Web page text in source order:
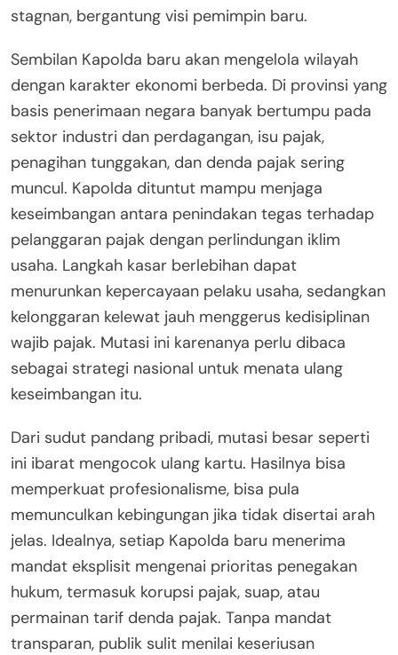
stagnan, bergantung visi pemimpin baru.
Sembilan Kapolda baru akan mengelola wilayah
dengan karakter ekonomi berbeda. Di provinsi yang
basis penerimaan negara banyak bertumpu pada
sektor industri dan perdagangan, isu pajak,
penagihan tunggakan, dan denda pajak sering
muncul. Kapolda dituntut mampu menjaga
keseimbangan antara penindakan tegas terhadap
pelanggaran pajak dengan perlindungan iklim
usaha. Langkah kasar berlebihan dapat
menurunkan kepercayaan pelaku usaha, sedangkan
kelonggaran kelewat jauh menggerus kedisiplinan
wajib pajak. Mutasi ini karenanya perlu dibaca
sebagai strategi nasional untuk menata ulang
keseimbangan itu.
Dari sudut pandang pribadi, mutasi besar seperti
ini ibarat mengocok ulang kartu. Hasilnya bisa
memperkuat profesionalisme, bisa pula
memunculkan kebingungan jika tidak disertai arah
jelas. Idealnya, setiap Kapolda baru menerima
mandat eksplisit mengenai prioritas penegakan
hukum, termasuk korupsi pajak, suap, atau
permainan tarif denda pajak. Tanpa mandat
transparan, publik sulit menilai keseriusan